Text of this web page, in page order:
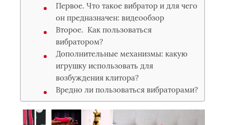
Первое. Что такое вибратор и для чего
он предназначен: видеообзор
Второе. Как пользоваться
вибратором?
Дополнительные механизмы: какую
игрушку использовать для
возбуждения клитора?
Вредно ли пользоваться вибраторами?